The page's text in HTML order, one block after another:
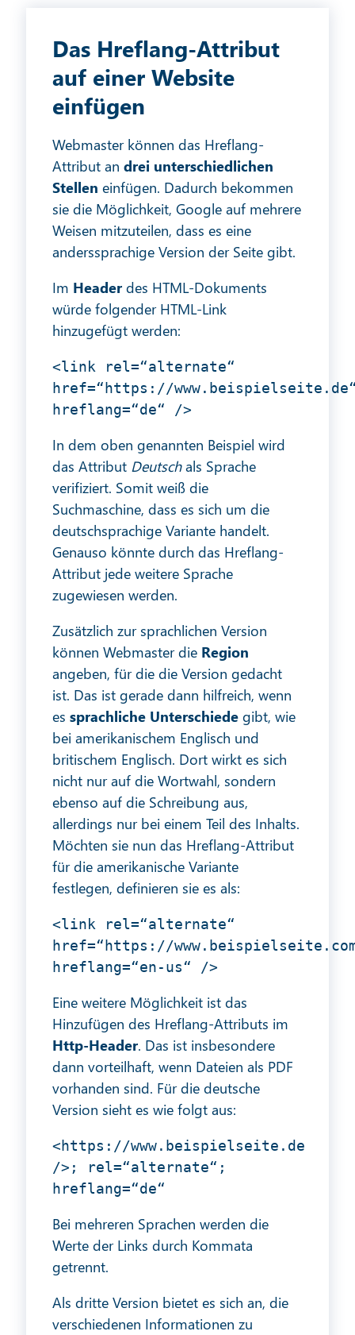
Das Hreflang-Attribut
auf einer Website
einfügen
Webmaster können das Hreflang-
Attribut andrei unterschiedlichen
Stellen einfügen. Dadurch bekommen
sie die Möglichkeit, Google auf mehrere
Weisen mitzuteilen, dass es eine
anderssprachige Version der Seite gibt.
Im Header des HTML-Dokuments
würde folgender HTML-Link
hinzugefügt werden:
<link rel=“alternate“
href=“https://
hreflang=“de“ />
In dem oben genannten Beispiel wird
das Attribut Deutschals Sprache
verifiziert. Somit weiß die
Suchmaschine, dass es sich um die
deutschsprachige Variante handelt.
Genauso könnte durch das Hreflang-
Attribut jede weitere Sprache
zugewiesen werden.
Zusätzlich zur sprachlichen Version
können Webmaster die Region
angeben, für die die Version gedacht
ist. Das ist gerade dann hilfreich, wenn
essprachliche Unterschiede gibt, wie
bei amerikanischem Englisch und
britischem Englisch. Dort wirkt es sich
nicht nur auf die Wortwahl, sondern
ebenso auf die Schreibung aus,
allerdings nur bei einem Teil des Inhalts.
Möchten sie nun das Hreflang-Attribut
für die amerikanische Variante
festlegen, definieren sie es als:
<link rel=“alternate“
href=“https://
hreflang=“en-us“ />
Eine weitere Möglichkeit ist das
Hinzufügen des Hreflang-Attributs im
Http-Header. Das ist insbesondere
dann vorteilhaft, wenn Dateien als PDF
vorhanden sind. Für die deutsche
Version sieht es wie folgt aus:
<https://www.beispielseite.de
/>; rel=“alternate“;
hreflang=“de“
Bei mehreren Sprachen werden die
Werte der Links durch Kommata
getrennt.
Als dritte Version bietet es sich an, die
verschiedenen Informationen zu